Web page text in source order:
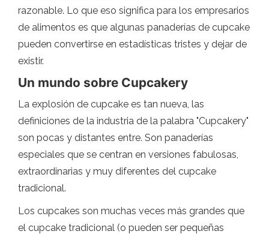
razonable. Lo que eso significa para los empresarios
de alimentos es que algunas panaderías de cupcake
pueden convertirse en estadísticas tristes y dejar de
existir.
Un mundo sobre Cupcakery
La explosión de cupcake es tan nueva, las
definiciones de la industria de la palabra "Cupcakery"
son pocas y distantes entre. Son panaderías
especiales que se centran en versiones fabulosas,
extraordinarias y muy diferentes del cupcake
tradicional.
Los cupcakes son muchas veces más grandes que
el cupcake tradicional (o pueden ser pequeñas